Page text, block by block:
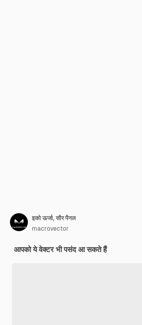
इको ऊर्जा, सौर पैनल
macrovector
आपको ये वेक्टर भी पसंद आ सकते हैं